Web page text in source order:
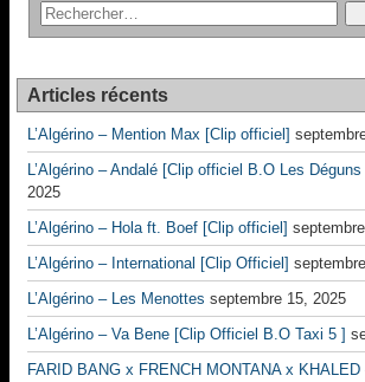
Articles récents
L’Algérino – Mention Max [Clip officiel]
L’Algérino – Andalé [Clip officiel B.O Les Déguns
2025
L’Algérino – Hola ft. Boef [Clip officiel]
L’Algérino – International [Clip Officiel]
L’Algérino – Les Menottes septembre 15, 2025
L’Algérino – Va Bene [Clip Officiel B.O Taxi 5 ]
FARID BANG x FRENCH MONTANA x